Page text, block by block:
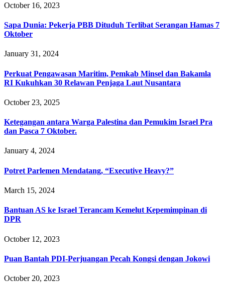
October 16, 2023
Sapa Dunia: Pekerja PBB Dituduh Terlibat Serangan Hamas 7
Oktober
January 31, 2024
Perkuat Pengawasan Maritim, Pemkab Minsel dan Bakamla
RI Kukuhkan 30 Relawan Penjaga Laut Nusantara
October 23, 2025
Ketegangan antara Warga Palestina dan Pemukim Israel Pra
dan Pasca 7 Oktober.
January 4, 2024
Potret Parlemen Mendatang, “Executive Heavy?”
March 15, 2024
Bantuan AS ke Israel Terancam Kemelut Kepemimpinan di
DPR
October 12, 2023
Puan Bantah PDI-Perjuangan Pecah Kongsi dengan Jokowi
October 20, 2023